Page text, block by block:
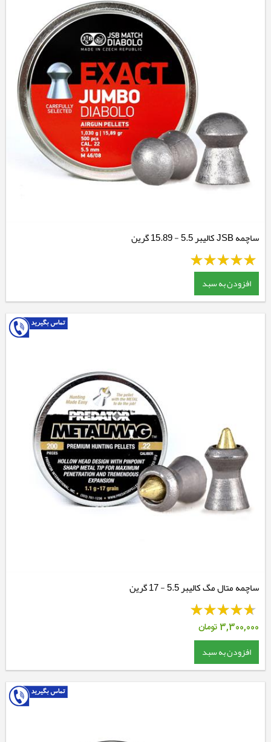
ساچمه JSB کالیبر 5.5 - 15.89 گرین
افزودن به سبد
ساچمه متال مگ کالیبر 5.5 - 17 گرین
3,300,000تومان
افزودن به سبد